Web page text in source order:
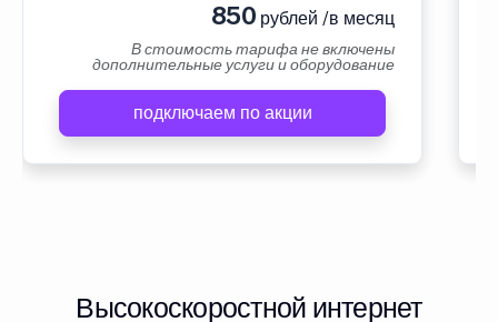
850 рублей /в месяц
В стоимость тарифа не включены
дополнительные услуги и оборудование
подключаем по акции
Высокоскоростной интернет